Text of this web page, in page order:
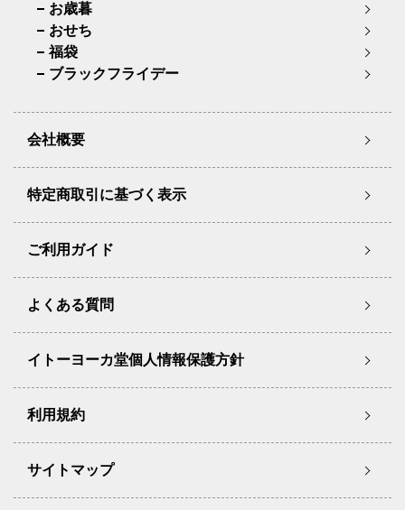
お歳暮
おせち
福袋
ブラックフライデー
会社概要
特定商取引に基づく表示
ご利用ガイド
よくある質問
イトーヨーカ堂個人情報保護方針
利用規約
サイトマップ